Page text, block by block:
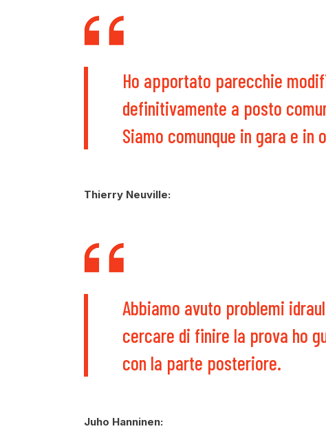
Ho apportato parecchie
definitivamente a posto
Siamo comunque in gara e in
Thierry Neuville:
Abbiamo avuto problemi
cercare di finire la prova ho
con la parte posteriore.
Juho Hanninen: